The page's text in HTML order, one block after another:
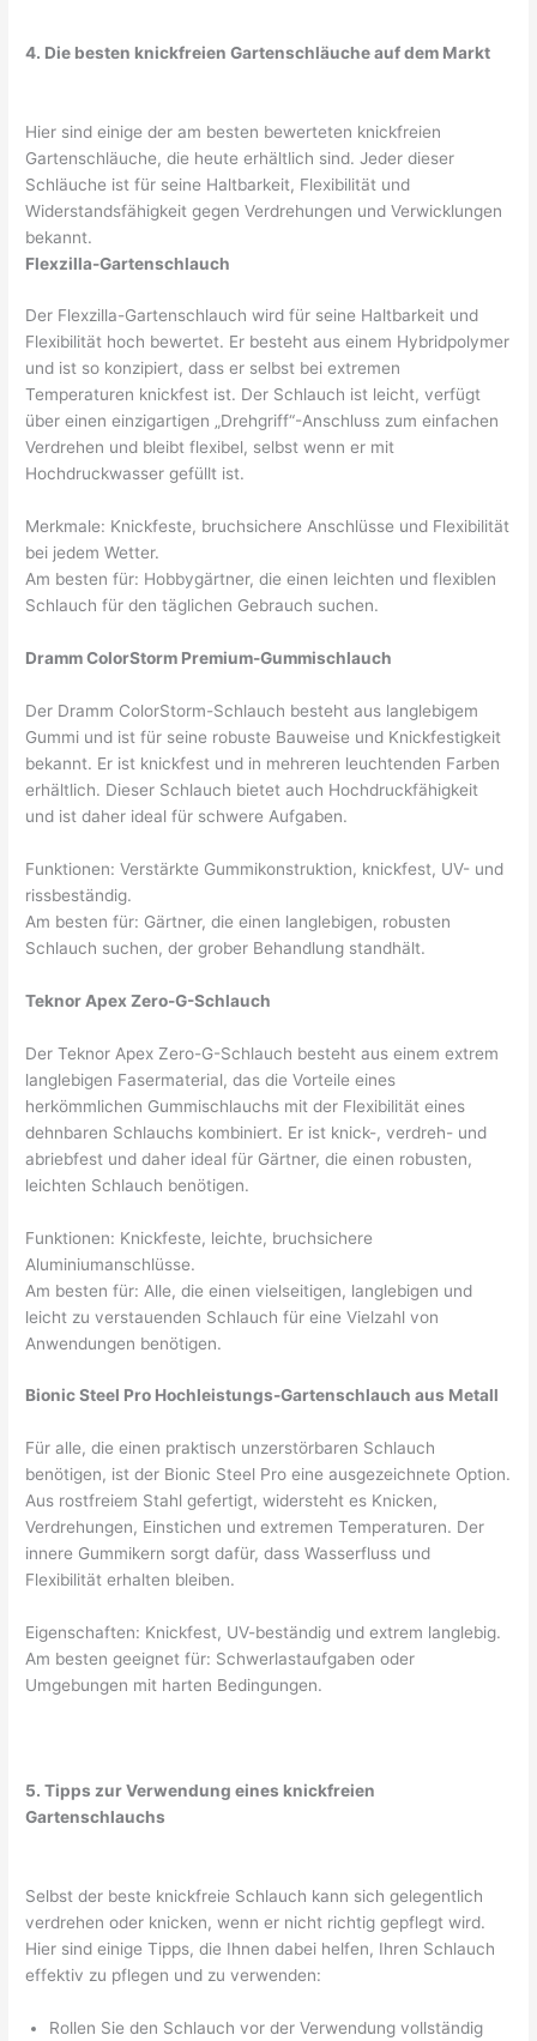
4. Die besten knickfreien Gartenschläuche auf dem Markt
Hier sind einige der am besten bewerteten knickfreien
Gartenschläuche, die heute erhältlich sind. Jeder dieser
Schläuche ist für seine Haltbarkeit, Flexibilität und
Widerstandsfähigkeit gegen Verdrehungen und Verwicklungen
bekannt.
Flexzilla-Gartenschlauch
Der Flexzilla-Gartenschlauch wird für seine Haltbarkeit und
Flexibilität hoch bewertet. Er besteht aus einem Hybridpolymer
und ist so konzipiert, dass er selbst bei extremen
Temperaturen knickfest ist. Der Schlauch ist leicht, verfügt
über einen einzigartigen „Drehgriff“-Anschluss zum einfachen
Verdrehen und bleibt flexibel, selbst wenn er mit
Hochdruckwasser gefüllt ist.
Merkmale: Knickfeste, bruchsichere Anschlüsse und Flexibilität
bei jedem Wetter.
Am besten für: Hobbygärtner, die einen leichten und flexiblen
Schlauch für den täglichen Gebrauch suchen.
Dramm ColorStorm Premium-Gummischlauch
Der Dramm ColorStorm-Schlauch besteht aus langlebigem
Gummi und ist für seine robuste Bauweise und Knickfestigkeit
bekannt. Er ist knickfest und in mehreren leuchtenden Farben
erhältlich. Dieser Schlauch bietet auch Hochdruckfähigkeit
und ist daher ideal für schwere Aufgaben.
Funktionen: Verstärkte Gummikonstruktion, knickfest, UV- und
rissbeständig.
Am besten für: Gärtner, die einen langlebigen, robusten
Schlauch suchen, der grober Behandlung standhält.
Teknor Apex Zero-G-Schlauch
Der Teknor Apex Zero-G-Schlauch besteht aus einem extrem
langlebigen Fasermaterial, das die Vorteile eines
herkömmlichen Gummischlauchs mit der Flexibilität eines
dehnbaren Schlauchs kombiniert. Er ist knick-, verdreh- und
abriebfest und daher ideal für Gärtner, die einen robusten,
leichten Schlauch benötigen.
Funktionen: Knickfeste, leichte, bruchsichere
Aluminiumanschlüsse.
Am besten für: Alle, die einen vielseitigen, langlebigen und
leicht zu verstauenden Schlauch für eine Vielzahl von
Anwendungen benötigen.
Bionic Steel Pro Hochleistungs-Gartenschlauch aus Metall
Für alle, die einen praktisch unzerstörbaren Schlauch
benötigen, ist der Bionic Steel Pro eine ausgezeichnete Option.
Aus rostfreiem Stahl gefertigt, widersteht es Knicken,
Verdrehungen, Einstichen und extremen Temperaturen. Der
innere Gummikern sorgt dafür, dass Wasserfluss und
Flexibilität erhalten bleiben.
Eigenschaften: Knickfest, UV-beständig und extrem langlebig.
Am besten geeignet für: Schwerlastaufgaben oder
Umgebungen mit harten Bedingungen.
5. Tipps zur Verwendung eines knickfreien
Gartenschlauchs
Selbst der beste knickfreie Schlauch kann sich gelegentlich
verdrehen oder knicken, wenn er nicht richtig gepflegt wird.
Hier sind einige Tipps, die Ihnen dabei helfen, Ihren Schlauch
effektiv zu pflegen und zu verwenden:
Rollen Sie den Schlauch vor der Verwendung vollständig